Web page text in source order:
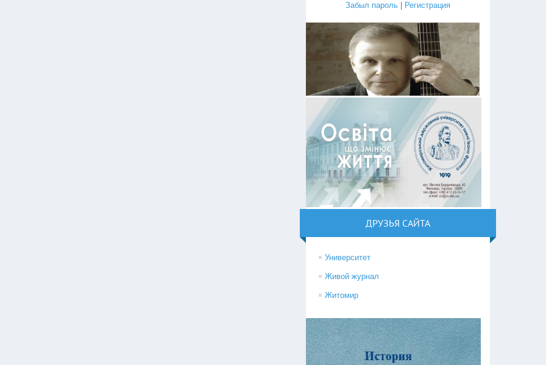
Забыл пароль| Регистрация
ДРУЗЬЯ САЙТА
Университет
Живой журнал
Житомир